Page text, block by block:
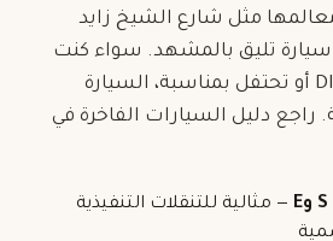
مثل شارع الشيخ زايد
سيارة تليق بالمشهد. سواء كنت
متجهاً لاجتماع في DIFC أو تحتفل بمناسبة، السيارة
راجع دليل السيارات الفاخرة في
— مثالية للتنقلات التنفيذية